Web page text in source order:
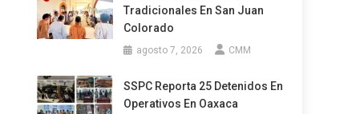
Tradicionales En San Juan
Colorado
agosto 7, 2026 CMM
SSPC Reporta 25 Detenidos En
Operativos En Oaxaca